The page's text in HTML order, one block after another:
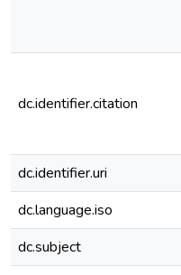
dc.identifier.citation
dc.identifier.uri
dc.language.iso
dc.subject